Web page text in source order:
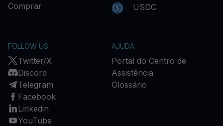
Comprar
USDC
FOLLOW US
Twitter/X
Discord
Telegram
Facebook
Linkedin
YouTube
AJUDA
Portal do Centro de
Assistência
Glossário